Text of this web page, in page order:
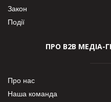
Закон
Події
ПРО В2В МЕДІА-
Про нас
Наша команда